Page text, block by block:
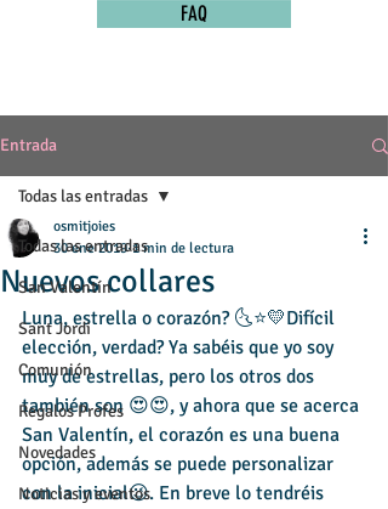
FAQ
Entrada
Todas las entradas
San Valentín
Sant Jordi
Comunión
Regalos Profes
Novedades
Noticias y eventos
Todas las entradas
Nuevos collares
osmitjoies
30 ene 2019 1 min de lectura
Luna, estrella o corazón? 🌜⭐️💛Difícil
elección, verdad? Ya sabéis que yo soy
muy de estrellas, pero los otros dos
también son 😍😍, y ahora que se acerca
San Valentín, el corazón es una buena
opción, además se puede personalizar
con la inicial😉. En breve lo tendréis